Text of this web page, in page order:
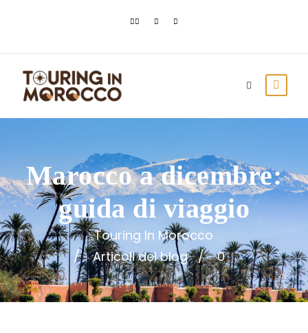
Touring In Morocco
Articoli del blog
0
Marocco a dicembre:
guida di viaggio